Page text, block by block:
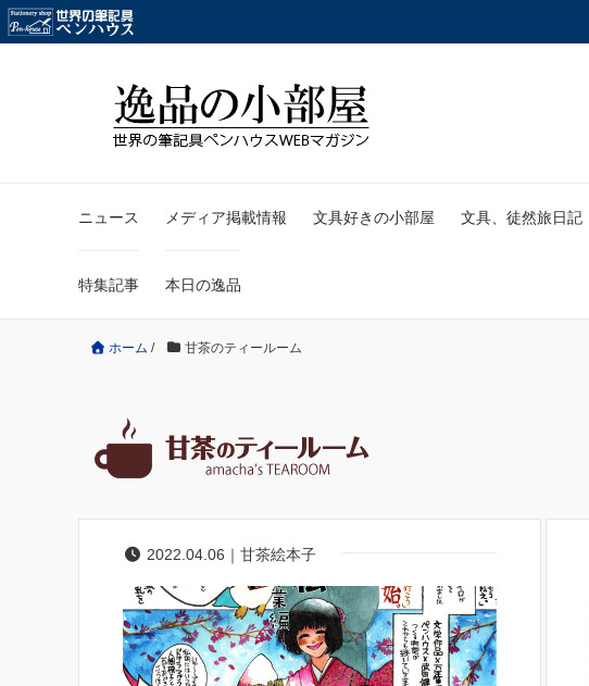
ニュース メディア掲載情報 文具好きの小部屋 文具、徒然旅日記
特集記事 本日の逸品
ホーム / 甘茶のティールーム
2022.04.06｜甘茶絵本子